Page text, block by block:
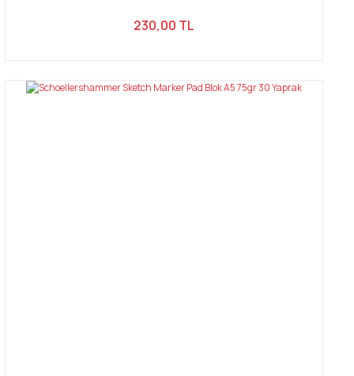
230,00 TL